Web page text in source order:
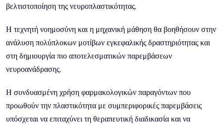
βελτιστοποίηση της νευροπλαστικότητας.
Η τεχνητή νοημοσύνη και η μηχανική μάθηση θα βοηθήσουν στην
ανάλυση πολύπλοκων μοτίβων εγκεφαλικής δραστηριότητας και
στη δημιουργία πιο αποτελεσματικών παρεμβάσεων
νευροανάδρασης.
Η συνδυασμένη χρήση φαρμακολογικών παραγόντων που
προωθούν την πλαστικότητα με συμπεριφορικές παρεμβάσεις
υπόσχεται να επιταχύνει τη θεραπευτική διαδικασία και να